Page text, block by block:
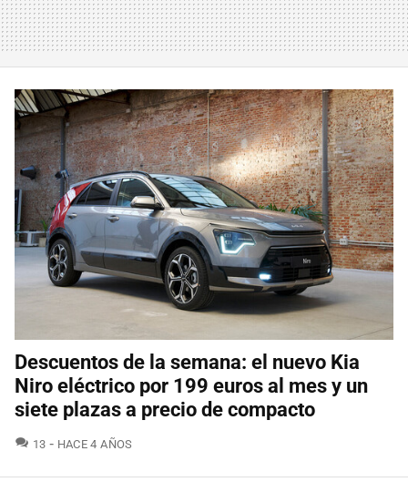
Descuentos de la semana: el nuevo Kia
Niro eléctrico por 199 euros al mes y un
siete plazas a precio de compacto
13 COMENTARIOS
HACE 4 AÑOS